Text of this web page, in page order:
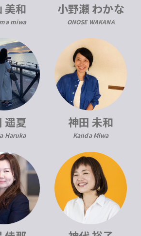
美和
miwa
小野瀬 わかな
ONOSE WAKANA
遥夏
Haruka
神田 未和
Kanda Miwa